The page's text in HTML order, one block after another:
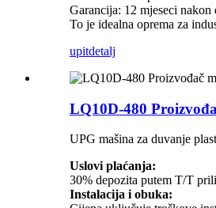
Garancija: 12 mjeseci nakon
To je idealna oprema za
upitdetalj
LQ10D-480
UPG mašina za duvanje
Uslovi plaćanja:
30% depozita putem T/T
Instalacija i obuka: